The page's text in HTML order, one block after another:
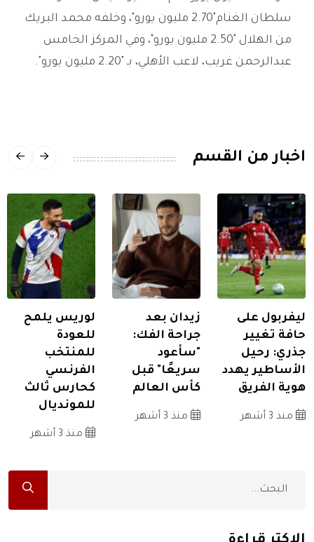
سلطان الغنام"2.70 مليون يورو"، وخلفه محمد البريك
من الهلال "2.50 مليون يورو"، وفي المركز الخامس
عبدالرحمن غريب، لاعب الأهلي، بـ "2.20 مليون يورو".
اخبار من القسم
ليفربول على
حافة تغيير
جذري: رحيل
الأساطير يهدد
هوية الفريق
منذ 3 أشهر
زيدان بعد
جراحة الفك:
"سأعود
سريعًا" قبل
كأس العالم
منذ 3 أشهر
لوريس يلمح
للعودة
للمنتخب
الفرنسي
كحارس ثالث
للمونديال
منذ 3 أشهر